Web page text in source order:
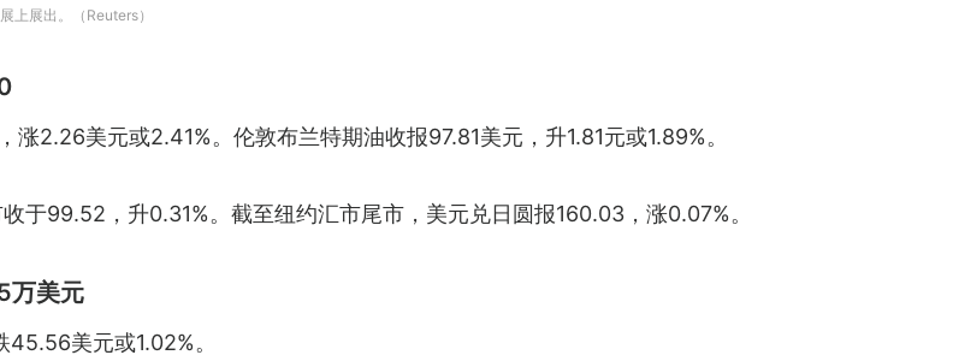
展出。（Reuters）
2.26美元或2.41%。伦敦布兰特期油收报97.81美元，升1.81元或1.89%。
于99.52，升0.31%。截至纽约汇市尾市，美元兑日圆报160.03，涨0.07%。
万美元
美元或1.02%。